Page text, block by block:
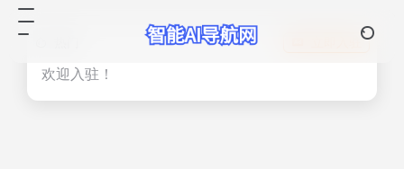
欢迎入驻！